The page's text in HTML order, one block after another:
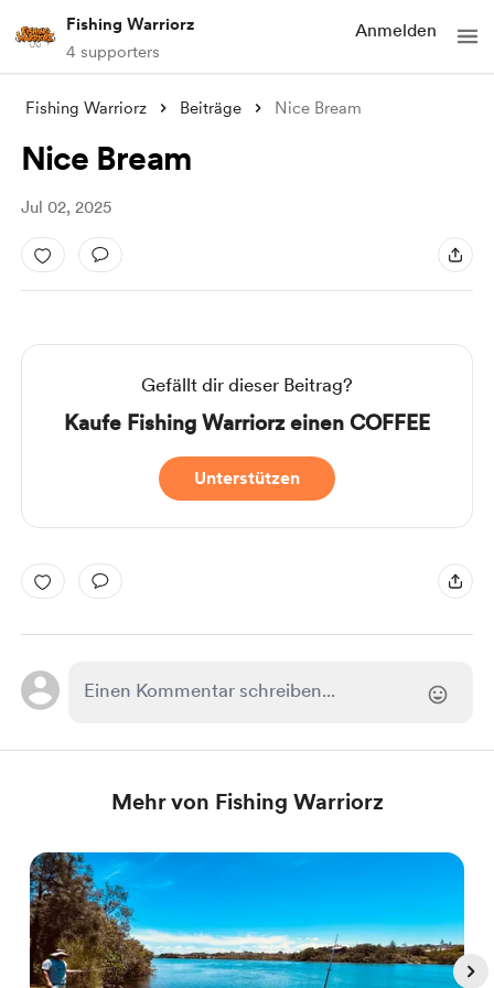
Fishing Warriorz
4 supporters
Anmelden
Fishing Warriorz Beiträge Nice Bream
Nice Bream
Jul 02, 2025
Gefällt dir dieser Beitrag?
Kaufe Fishing Warriorz einen COFFEE
Unterstützen
Mehr von Fishing Warriorz